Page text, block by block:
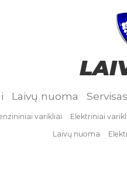
Laivų nuoma Servisas
varikliai Elektriniai
Laivų nuoma